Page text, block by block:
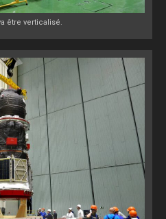
être verticalisé.